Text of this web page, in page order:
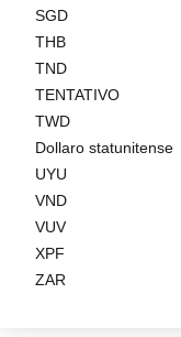
SGD
THB
TND
TENTATIVO
TWD
Dollaro statunitense
UYU
VND
VUV
XPF
ZAR